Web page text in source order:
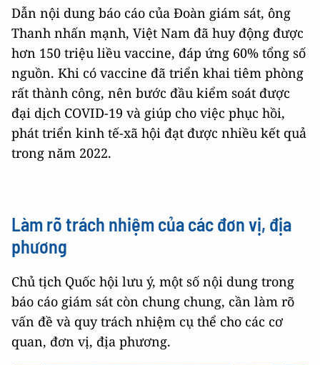
Dẫn nội dung báo cáo của Đoàn giám sát, ông
Thanh nhấn mạnh, Việt Nam đã huy động được
hơn 150 triệu liều vaccine, đáp ứng 60% tổng số
nguồn. Khi có vaccine đã triển khai tiêm phòng
rất thành công, nên bước đầu kiểm soát được
đại dịch COVID-19 và giúp cho việc phục hồi,
phát triển kinh tế-xã hội đạt được nhiều kết quả
trong năm 2022.
Làm rõ trách nhiệm của các đơn vị, địa
phương
Chủ tịch Quốc hội lưu ý, một số nội dung trong
báo cáo giám sát còn chung chung, cần làm rõ
vấn đề và quy trách nhiệm cụ thể cho các cơ
quan, đơn vị, địa phương.